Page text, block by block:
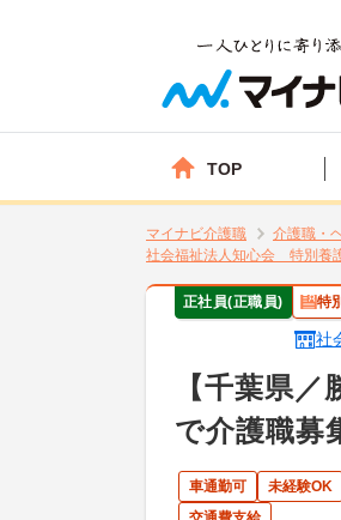
TOP
マイナビ介護職 介護職・
社会福祉法人知心会 特別養
正社員(正職員) 特
社
【千葉県
で介護職募
車通勤可 未経験OK